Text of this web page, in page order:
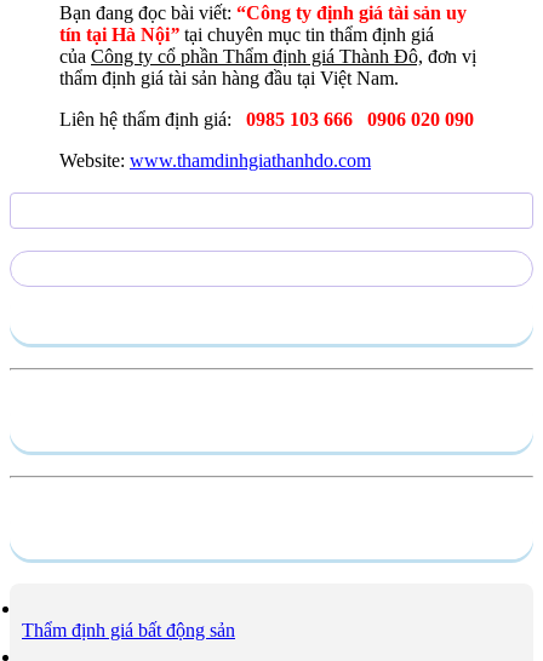
Bạn đang đọc bài viết: “Công ty định giá tài sản uy
tín tại Hà Nội” tại chuyên mục tin thẩm định giá
của Công ty cổ phần Thẩm định giá Thành Đô, đơn vị
thẩm định giá tài sản hàng đầu tại Việt Nam.
Liên hệ thẩm định giá:
0985 103 666
0906 020 090
Website: www.thamdinhgiathanhdo.com
Thẩm định giá bất động sản